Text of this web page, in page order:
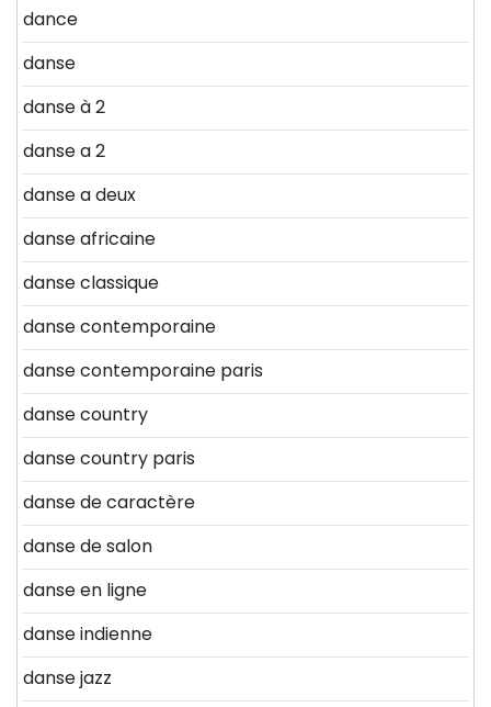
dance
danse
danse à 2
danse a 2
danse a deux
danse africaine
danse classique
danse contemporaine
danse contemporaine paris
danse country
danse country paris
danse de caractère
danse de salon
danse en ligne
danse indienne
danse jazz